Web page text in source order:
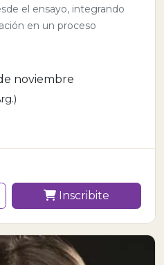
el ensayo, integrando
en un proceso
noviembre
Inscribite